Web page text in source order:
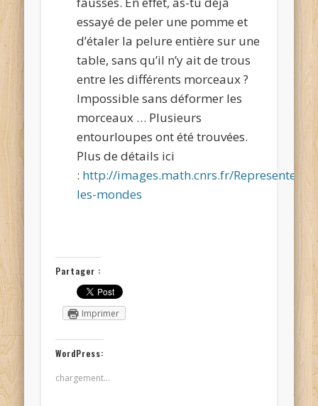
essayé de peler une pomme et
d’étaler la pelure entière sur une
table, sans qu’il n’y ait de trous
entre les différents morceaux ?
Impossible sans déformer les
morceaux … Plusieurs
entourloupes ont été trouvées.
Plus de détails ici
: http://images.math.cnrs.fr/Representer-
les-mondes
Partager :
Imprimer
WordPress:
chargement…